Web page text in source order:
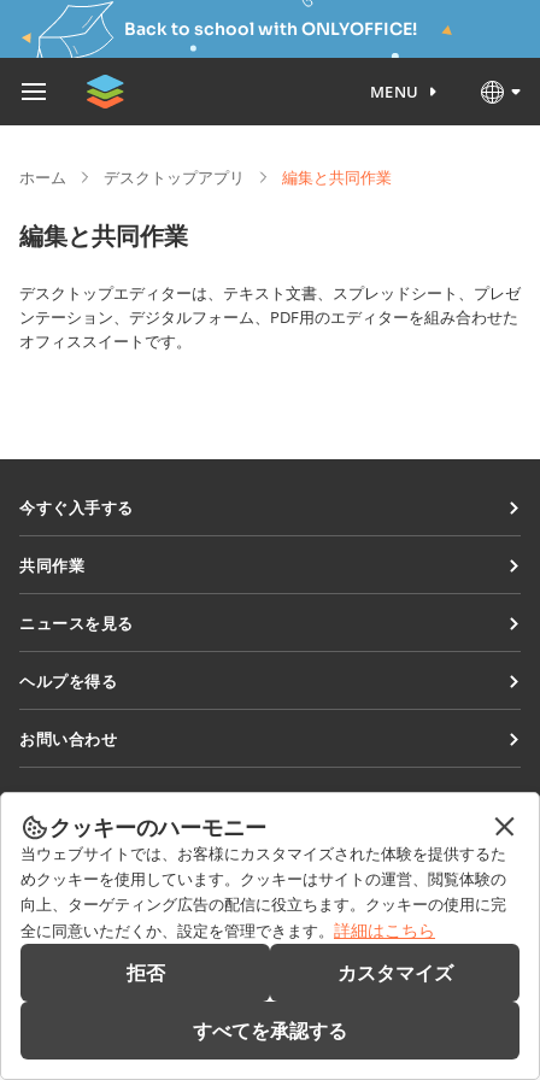
Back to school with ONLYOFFICE!
MENU
ホーム デスクトップアプリ 編集と共同作業
編集と共同作業
デスクトップエディターは、テキスト文書、スプレッドシート、プレゼ
ンテーション、デジタルフォーム、PDF用のエディターを組み合わせた
オフィススイートです。
今すぐ入手する
Workspace
コネクター
デスクトップアプリ
モバイルアプリ
共同作業
インフルエンサー向け
求人情報
ニュースを見る
ヘルプを得る
ホワイトペーパー
サポートお問い合わせフォーム
デモを依頼する
お問い合わせ
パートナーシップに関するお問い合わせ
メディアに関するお問い合わせpress@onlyoffice.com
折り返し電話のリクエスト
onlyoffice.com
© Ascensio System SIA 2026. All rights reserved
クッキーのハーモニー
当ウェブサイトでは、お客様にカスタマイズされた体験を提供するた
めクッキーを使用しています。クッキーはサイトの運営、閲覧体験の
向上、ターゲティング広告の配信に役立ちます。クッキーの使用に完
全に同意いただくか、設定を管理できます。 詳細はこちら
拒否 カスタマイズ
すべてを承認する